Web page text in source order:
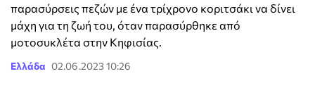
παρασύρσεις πεζών με ένα τρίχρονο κοριτσάκι να δίνει
μάχη για τη ζωή του, όταν παρασύρθηκε από
μοτοσυκλέτα στην Κηφισίας.
Ελλάδα 02.06.2023 10:26